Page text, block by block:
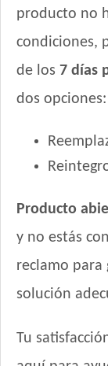
producto no
condiciones,
de los 7 días
dos opciones:
Producto
y no estás
reclamo para
solución
Tu